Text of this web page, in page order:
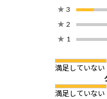
★ 3
★ 2
★ 1
満足していない
満足していない